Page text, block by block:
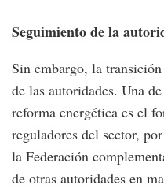
Seguimiento de la
Sin embargo, la
de las autoridades. Una
reforma energética es el
reguladores del sector,
la Federación
de otras autoridades en